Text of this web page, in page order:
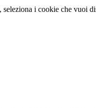
i cookie che vuoi